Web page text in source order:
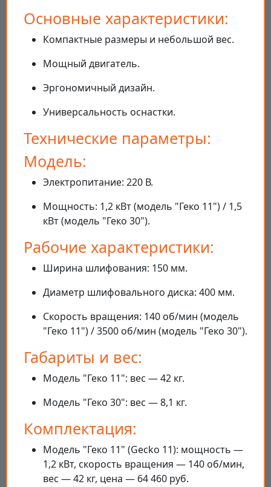
Основные характеристики:
Компактные размеры и небольшой вес.
Мощный двигатель.
Эргономичный дизайн.
Универсальность оснастки.
Технические параметры:
Модель:
Электропитание: 220 В.
Мощность: 1,2 кВт (модель "Геко 11") / 1,5
кВт (модель "Геко 30").
Рабочие характеристики:
Ширина шлифования: 150 мм.
Диаметр шлифовального диска: 400 мм.
Скорость вращения: 140 об/мин (модель
"Геко 11") / 3500 об/мин (модель "Геко 30").
Габариты и вес:
Модель "Геко 11": вес — 42 кг.
Модель "Геко 30": вес — 8,1 кг.
Комплектация:
Модель "Геко 11" (Gecko 11): мощность —
1,2 кВт, скорость вращения — 140 об/мин,
вес — 42 кг, цена — 64 460 руб.